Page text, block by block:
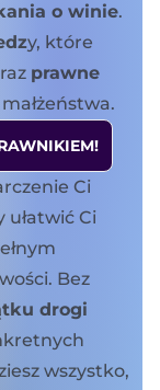
o winie.
y, które
prawne
Ci
ułatwić Ci
Bez
drogi
wszystko,